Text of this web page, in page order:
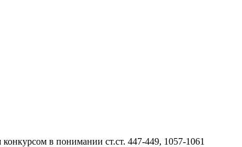
в понимании ст.ст. 447-449, 1057-1061